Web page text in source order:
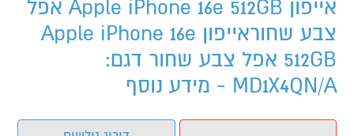
אייפון Apple iPhone 16e 512GB אפל
צבע שחוראייפון Apple iPhone 16e
512GB אפל צבע שחור דגם:
MD1X4QN/A - מידע נוסף